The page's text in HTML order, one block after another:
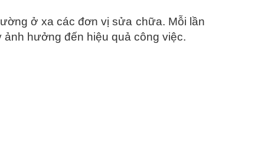
ở xa các đơn vị sửa chữa. Mỗi lần
hưởng đến hiệu quả công việc.